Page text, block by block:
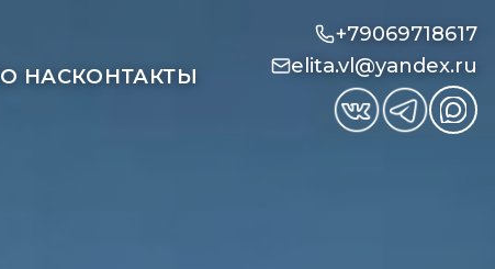
О НАСКОНТАКТЫ
+79069718617
elita.vl@yandex.ru